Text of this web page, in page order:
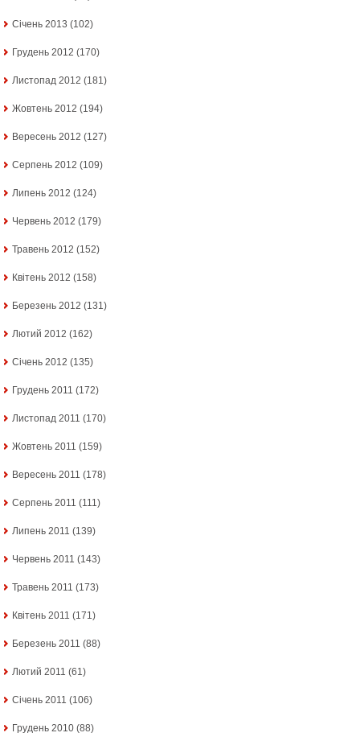
Січень 2013 (102)
Грудень 2012 (170)
Листопад 2012 (181)
Жовтень 2012 (194)
Вересень 2012 (127)
Серпень 2012 (109)
Липень 2012 (124)
Червень 2012 (179)
Травень 2012 (152)
Квітень 2012 (158)
Березень 2012 (131)
Лютий 2012 (162)
Січень 2012 (135)
Грудень 2011 (172)
Листопад 2011 (170)
Жовтень 2011 (159)
Вересень 2011 (178)
Серпень 2011 (111)
Липень 2011 (139)
Червень 2011 (143)
Травень 2011 (173)
Квітень 2011 (171)
Березень 2011 (88)
Лютий 2011 (61)
Січень 2011 (106)
Грудень 2010 (88)